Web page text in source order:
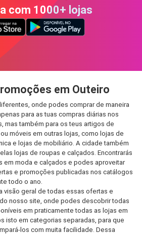
com 1000+ lojas
em Outeiro
onde podes comprar de maneira
para as tuas compras diárias nos
mas também para os teus artigos de
móveis em outras lojas, como lojas de
e lojas de mobiliário. A cidade também
lojas de roupas e calçados. Encontrarás
em moda e calçados e podes aproveitar
e promoções publicadas nos catálogos
todo o ano.
visão geral de todas essas ofertas e
nosso site, onde podes descobrir todas
em praticamente todas as lojas em
isto em categorias separadas, para que
los com muita facilidade. Dessa